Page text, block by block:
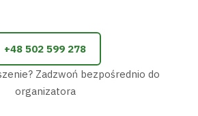
+48 502 599 278
Zadzwoń bezpośrednio do
organizatora